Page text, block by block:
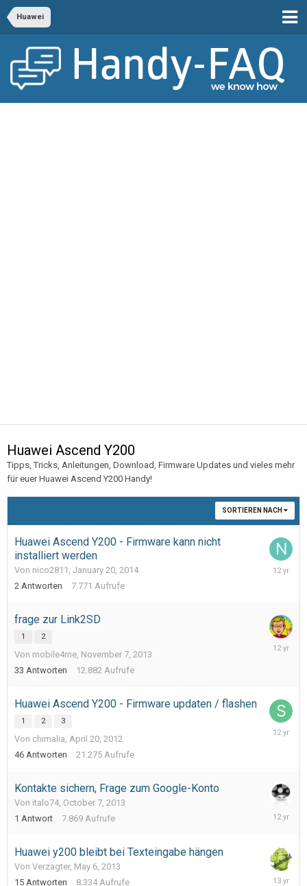
Huawei
Huawei Ascend Y200
Tipps, Tricks, Anleitungen, Download, Firmware Updates und vieles mehr
für euer Huawei Ascend Y200 Handy!
SORTIEREN NACH
Huawei Ascend Y200 - Firmware kann nicht
installiert werden
Von nico2811, January 20, 2014
2 Antworten 7.771 Aufrufe
March
frage zur Link2SD
1 2
Von mobile4me, November 7, 2013
33 Antworten 12.882 Aufrufe
Huawei Ascend Y200 - Firmware updaten / flashen
1 2 3
Von chimalia, April 20, 2012
46 Antworten 21.275 Aufrufe
October
Kontakte sichern, Frage zum Google-Konto
Von italo74, October 7, 2013
1 Antwort 7.869 Aufrufe
October
Huawei y200 bleibt bei Texteingabe hängen
Von Verzagter, May 6, 2013
15 Antworten 8.334 Aufrufe
May